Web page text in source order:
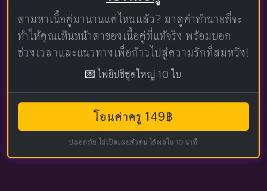
ตามหาเนื้อคู่มานานแค่ไหนแล้ว? มาดูคำทำนายที่จะ
ทำให้คุณเห็นหน้าตาของเนื้อคู่ที่แท้จริง พร้อมบอก
ช่วงเวลาและแนวทางเพื่อก้าวไปสู่ความรักที่สมหวัง!
💌 ไพ่ยิปซีชุดใหญ่ 10 ใบ
โอนค่าครู 149฿
ปลอดภัย ไม่เปิดเผยตัวตน ได้ผลใน 10 นาที